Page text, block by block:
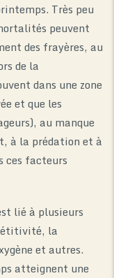
Très peu
peuvent
des frayères, au
de la
dans une zone
et que les
au manque
à la prédation et à
ces facteurs
lié à plusieurs
la
et autres.
atteignent une